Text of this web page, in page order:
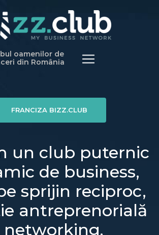
oamenilor de
din România
FRANCIZA BIZZ.CLUB
un club puternic
de business,
sprijin reciproc,
antreprenorială
networking.